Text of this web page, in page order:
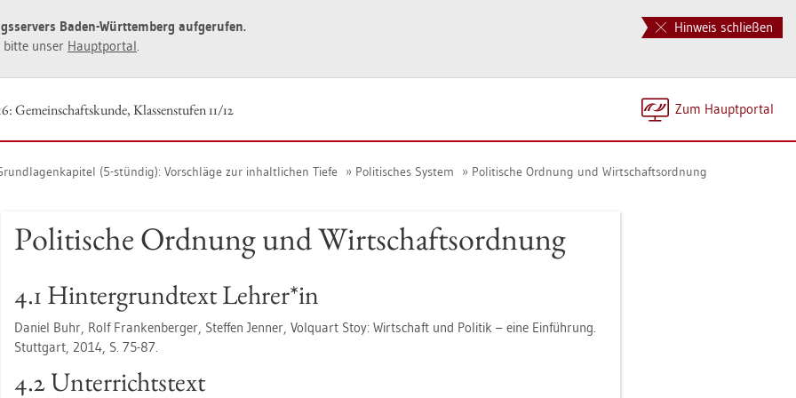
Hinweis schließen
Baden-Würt­tem­berg auf­ge­ru­fen.
bitte unser Haupt­por­tal.
Zum Haupt­por­tal
Ge­mein­schafts­kun­de, Klas­sen­stu­fen 11/12
(5-stün­dig): Vor­schlä­ge zur in­halt­li­chen Tiefe Po­li­ti­sches Sys­tem Po­li­ti­sche Ord­nung und Wirt­schafts­ord­nung
Po­li­ti­sche Ord­nung und Wirt­schafts­ord­nung
4.1 Hin­ter­grund­text Leh­rer*in
Da­ni­el Buhr, Rolf Fran­ken­ber­ger, Stef­fen Jen­ner, Vol­quart Stoy: Wirt­schaft und Po­li­tik – eine Ein­füh­rung.
Stutt­gart, 2014, S. 75-87.
4.2 Un­ter­richts­text